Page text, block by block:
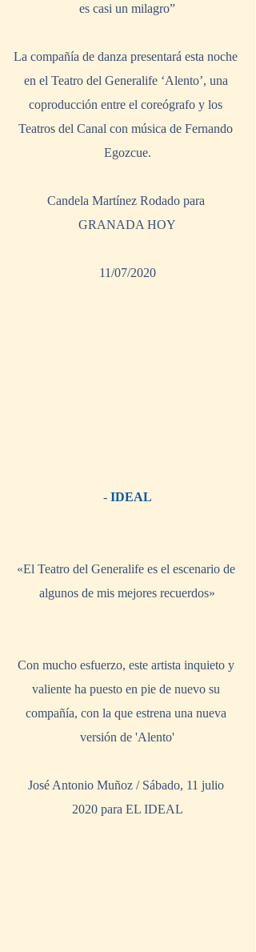
es casi un milagro”
La compañía de danza presentará esta noche
en el Teatro del Generalife ‘Alento’, una
coproducción entre el coreógrafo y los
Teatros del Canal con música de Fernando
Egozcue.
Candela Martínez Rodado para
GRANADA HOY
11/07/2020
- IDEAL
«El Teatro del Generalife es el escenario de
algunos de mis mejores recuerdos»
Con mucho esfuerzo, este artista inquieto y
valiente ha puesto en pie de nuevo su
compañía, con la que estrena una nueva
versión de 'Alento'
José Antonio Muñoz / Sábado, 11 julio
2020 para EL IDEAL